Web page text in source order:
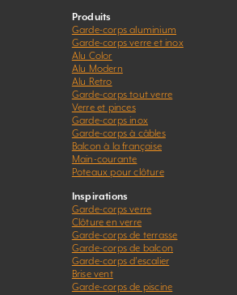
Produits
Garde-corps aluminium
Garde-corps verre et inox
Alu Color
Alu Modern
Alu Retro
Garde-corps tout verre
Verre et pinces
Garde-corps inox
Garde-corps à câbles
Balcon à la française
Main-courante
Poteaux pour clôture
Inspirations
Garde-corps verre
Clôture en verre
Garde-corps de terrasse
Garde-corps de balcon
Garde-corps d’escalier
Brise vent
Garde-corps de piscine